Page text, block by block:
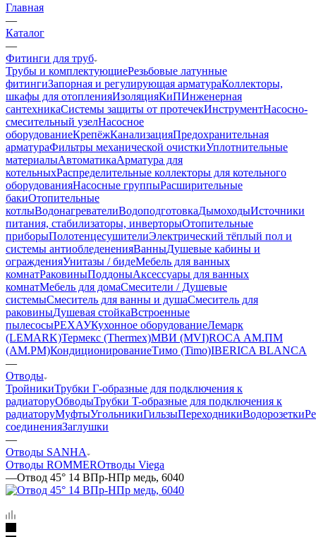
Главная
—
Каталог
—
Фитинги для труб
Трубы и комплектующиеРезьбовые латунные
фитингиЗапорная и регулирующая арматураКоллекторы,
шкафы для отопленияИзоляцияКиПИнженерная
сантехникаСистемы защиты от протечекИнструментНасосно-
смесительный узелНасосное
оборудованиеКрепёжКанализацияПредохранительная
арматураФильтры механической очисткиУплотнительные
материалыАвтоматикаАрматура для
котельныхРаспределительные коллекторы для котельного
оборудованияНасосные группыРасширительные
бакиОтопительные
котлыВодонагревателиВодоподготовкаДымоходыИсточники
питания, стабилизаторы, инверторыОтопительные
приборыПолотенцесушителиЭлектрический тёплый пол и
системы антиобледененияВанныДушевые кабины и
огражденияУнитазы / бидеМебель для ванных
комнатРаковиныПоддоныАксессуары для ванных
комнатМебель для домаСмесители / Душевые
системыСмеситель для ванны и душаСмеситель для
раковиныДушевая стойкаВстроенные
пылесосыРЕХАУКухонное оборудованиеЛемарк
(LEMARK)Термекс (Thermex)МВИ (MVI)ROCA АМ.ПМ
(AM.PM)КондиционированиеТимо (Timo)IBERICA BLANCA
—
Отводы
ТройникиТрубки Г-образные для подключения к
радиаторуОбводыТрубки T-образные для подключения к
радиаторуМуфтыУгольникиГильзыПереходникиВодорозетки
соединенияЗаглушки
—
Отводы SANHA
Отводы ROMMERОтводы Viega
—Отвод 45° 14 ВПр-HПр медь, 6040